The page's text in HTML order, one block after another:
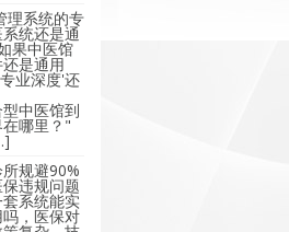
理系统的专
统还是通
果中医馆
是通用
业深度'还
中医馆到
哪里？"
规避90%
违规问题
系统能实
，医保对